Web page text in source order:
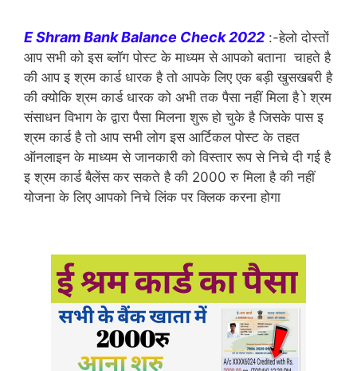
E Shram Bank Balance Check 2022 :-हेलो दोस्तों
आप सभी को इस ब्लॉग पोस्ट के माध्यम से आपको बताना चाहते है
की आप इ श्रम कार्ड धारक है तो आपके लिए एक बड़ी खुसखबरी है
की क्योकि श्रम कार्ड धारक को अभी तक पैसा नहीं मिला है ो श्रम
संसाधन विभाग के द्वारा पैसा मिलना शुरू हो चुके है जिसके पास इ
श्रम कार्ड है तो आप सभी लोग इस आर्टिकल पोस्ट के तहत
ऑनलाइन के माध्यम से जानकारी को विस्तार रूप से निचे दी गई है
इ श्रम कार्ड बैलेंस कर सकते है की 2000 रु मिला है की नहीं
योजना के लिए आपको निचे लिंक पर क्लिक करना होगा